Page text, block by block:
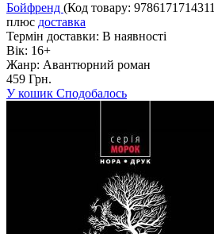
Бойфренд (Код товару: 9786171714311
плюс доставка
Термін доставки: В наявності
Вік: 16+
Жанр: Авантюрний роман
459 Грн.
У кошик Сподобалось